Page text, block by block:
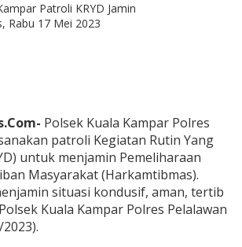
Patroli KRYD Jamin
Rabu 17 Mei 2023
Polsek Kuala Kampar Polres
patroli Kegiatan Rutin Yang
untuk menjamin Pemeliharaan
Masyarakat (Harkamtibmas).
situasi kondusif, aman, tertib
Kuala Kampar Polres Pelalawan